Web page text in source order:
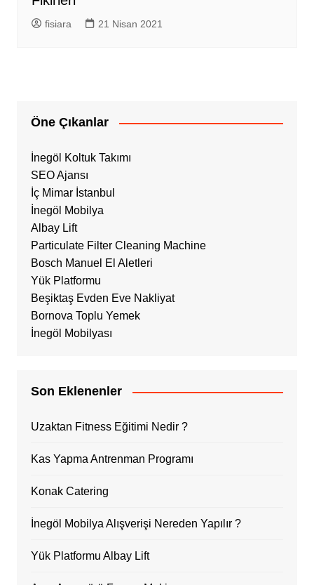
fisiara 21 Nisan 2021
Öne Çıkanlar
İnegöl Koltuk Takımı
SEO Ajansı
İç Mimar İstanbul
İnegöl Mobilya
Albay Lift
Particulate Filter Cleaning Machine
Bosch Manuel El Aletleri
Yük Platformu
Beşiktaş Evden Eve Nakliyat
Bornova Toplu Yemek
İnegöl Mobilyası
Son Eklenenler
Uzaktan Fitness Eğitimi Nedir ?
Kas Yapma Antrenman Programı
Konak Catering
İnegöl Mobilya Alışverişi Nereden Yapılır ?
Yük Platformu Albay Lift